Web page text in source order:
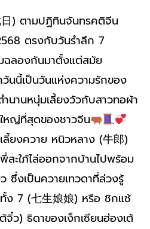
) ตามปฏิทินจันทรคติจีน
ตรงกับวันรำลึก 7
ฉลองกันมาตั้งแต่สมัย
นนี้เป็นวันแห่งความรักของ
นานหนุ่มเลี้ยงวัวกับสาวทอผ้า
หญ่ที่สุดของชาวจีน
ลี้ยงควาย หนิวหลาง (牛郎)
ะใภ้ไล่ออกจากบ้านไปพร้อม
ซึ่งเป็นควายเทวดาที่ล่วงรู้
ง 7 (七生娘娘) หรือ ชิกแช้
จิ๋ว) ธิดาของเง็กเซียนฮ่องเต้